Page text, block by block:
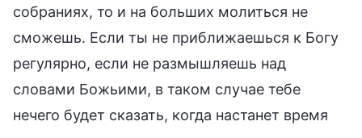
собраниях, то и на больших молиться не
сможешь. Если ты не приближаешься к Богу
регулярно, если не размышляешь над
словами Божьими, в таком случае тебе
нечего будет сказать, когда настанет время